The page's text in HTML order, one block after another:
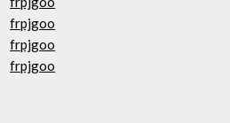
frpjgoo
frpjgoo
frpjgoo